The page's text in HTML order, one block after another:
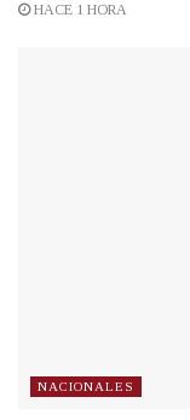
HACE 1 HORA
NACIONALES